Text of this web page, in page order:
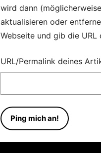
wird dann
aktualisieren oder
Webseite und gib die
URL/Permalink deines